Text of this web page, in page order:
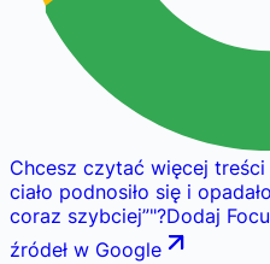
Chcesz czytać więcej treści
ciało podnosiło się i
coraz szybciej”"?Dodaj
źródeł w Google